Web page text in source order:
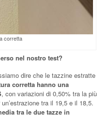
corretta
nel nostro test?
dire che le tazzine estratte
corretta hanno una
, con variazioni di 0,50% tra la più
tra il 19,5 e il 18,5.
tra le due tazze in